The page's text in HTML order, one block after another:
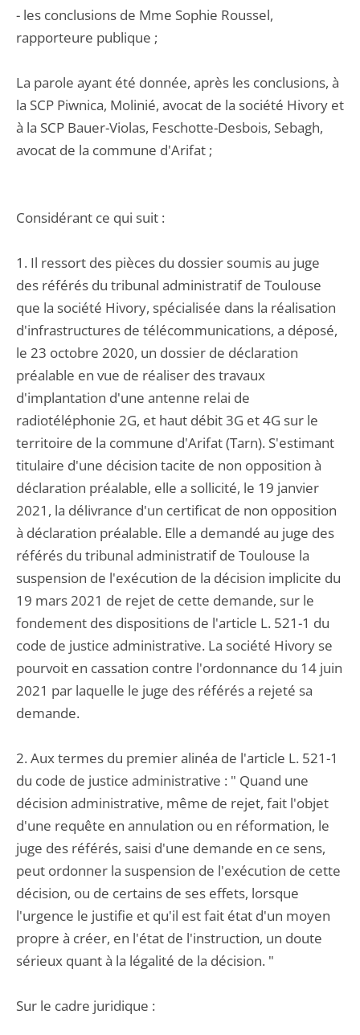
- les conclusions de Mme Sophie Roussel,
rapporteure publique ;
La parole ayant été donnée, après les conclusions, à
la SCP Piwnica, Molinié, avocat de la société Hivory et
à la SCP Bauer-Violas, Feschotte-Desbois, Sebagh,
avocat de la commune d'Arifat ;
Considérant ce qui suit :
1. Il ressort des pièces du dossier soumis au juge
des référés du tribunal administratif de Toulouse
que la société Hivory, spécialisée dans la réalisation
d'infrastructures de télécommunications, a déposé,
le 23 octobre 2020, un dossier de déclaration
préalable en vue de réaliser des travaux
d'implantation d'une antenne relai de
radiotéléphonie 2G, et haut débit 3G et 4G sur le
territoire de la commune d'Arifat (Tarn). S'estimant
titulaire d'une décision tacite de non opposition à
déclaration préalable, elle a sollicité, le 19 janvier
2021, la délivrance d'un certificat de non opposition
à déclaration préalable. Elle a demandé au juge des
référés du tribunal administratif de Toulouse la
suspension de l'exécution de la décision implicite du
19 mars 2021 de rejet de cette demande, sur le
fondement des dispositions de l'article L. 521-1 du
code de justice administrative. La société Hivory se
pourvoit en cassation contre l'ordonnance du 14 juin
2021 par laquelle le juge des référés a rejeté sa
demande.
2. Aux termes du premier alinéa de l'article L. 521-1
du code de justice administrative : " Quand une
décision administrative, même de rejet, fait l'objet
d'une requête en annulation ou en réformation, le
juge des référés, saisi d'une demande en ce sens,
peut ordonner la suspension de l'exécution de cette
décision, ou de certains de ses effets, lorsque
l'urgence le justifie et qu'il est fait état d'un moyen
propre à créer, en l'état de l'instruction, un doute
sérieux quant à la légalité de la décision. "
Sur le cadre juridique :